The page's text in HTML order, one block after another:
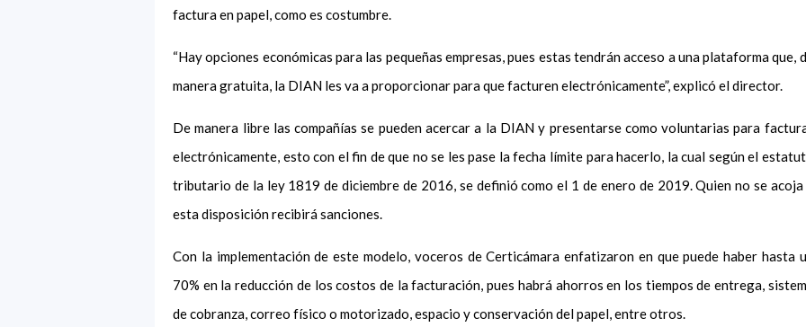
factura en papel, como es costumbre.
“Hay opciones económicas para las pequeñas empresas, pues estas tendrán acceso a una plataforma que,
manera gratuita, la DIAN les va a proporcionar para que facturen electrónicamente”, explicó el director.
De manera libre las compañías se pueden acercar a la DIAN y presentarse como voluntarias para
electrónicamente, esto con el fin de que no se les pase la fecha límite para hacerlo, la cual según el
tributario de la ley 1819 de diciembre de 2016, se definió como el 1 de enero de 2019. Quien no se acoja
esta disposición recibirá sanciones.
Con la implementación de este modelo, voceros de Certicámara enfatizaron en que puede haber hasta
70% en la reducción de los costos de la facturación, pues habrá ahorros en los tiempos de entrega,
de cobranza, correo físico o motorizado, espacio y conservación del papel, entre otros.